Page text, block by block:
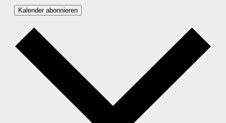
Kalender abonnieren